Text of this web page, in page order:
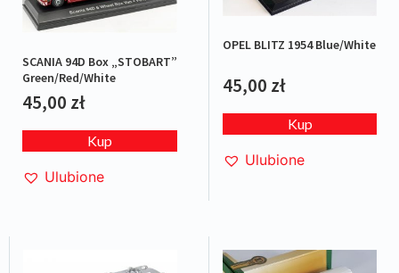
SCANIA 94D Box „STOBART”
Green/Red/White
45,00 zł
Kup
Ulubione
OPEL BLITZ 1954 Blue/White
45,00 zł
Kup
Ulubione